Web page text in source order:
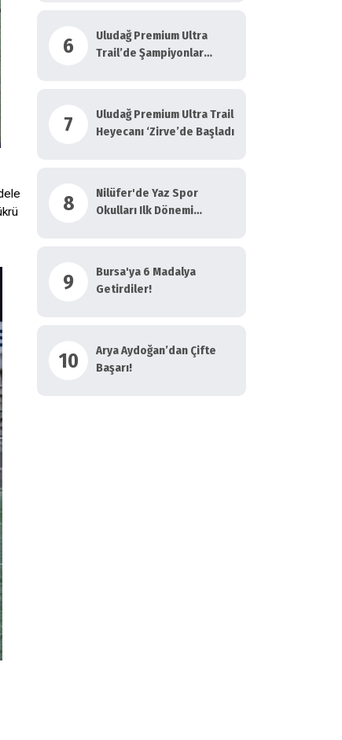
6
Uludağ Premium Ultra
Trail’de Şampiyonlar
7
Uludağ Premium Ultra Trail
Heyecanı ‘Zirve’de Başladı
8
Nilüfer'de Yaz Spor
Okulları Ilk Dönemi
9
Bursa'ya 6 Madalya
Getirdiler!
10
Arya Aydoğan’dan Çifte
Başarı!